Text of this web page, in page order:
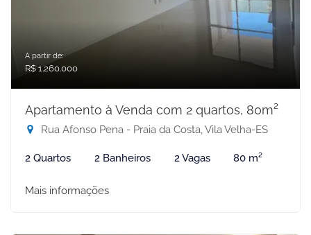
A partir de:
R$ 1.260.000
Apartamento à Venda com 2 quartos, 80m²
Rua Afonso Pena - Praia da Costa, Vila Velha-ES
2 Quartos 2 Banheiros 2 Vagas 80 m²
Mais informações